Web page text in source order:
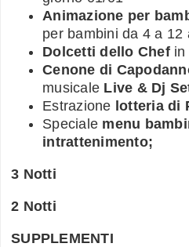
Animazione per
per bambini da 4 a 12
Dolcetti dello Chefin
Cenone di
musicale Live & Dj
Estrazione lotteria di
Speciale menu
intrattenimento;
3 Notti
2 Notti
SUPPLEMENTI